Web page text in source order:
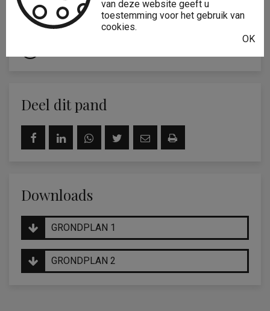
VRAAG MEER INFO AAN
Deel dit pand
Downloads
GRONDPLAN 1
GRONDPLAN 2
van deze website geeft u
toestemming voor het gebruik van
cookies.
OK